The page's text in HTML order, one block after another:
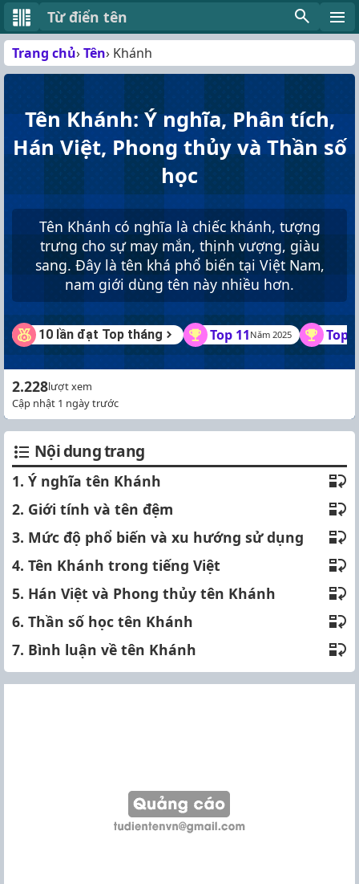
Từ điển tên
Trang chủ Tên Khánh
Tên Khánh: Ý nghĩa, Phân tích,
Hán Việt, Phong thủy và Thần số
học
Tên Khánh có nghĩa là chiếc khánh, tượng
trưng cho sự may mắn, thịnh vượng, giàu
sang. Đây là tên khá phổ biến tại Việt Nam,
nam giới dùng tên này nhiều hơn.
10 lần đạt Top tháng Top 11 Năm 2025 Top
2.228lượt xem
Cập nhật 1 ngày trước
Nội dung trang
1. Ý nghĩa tên Khánh
2. Giới tính và tên đệm
3. Mức độ phổ biến và xu hướng sử dụng
4. Tên Khánh trong tiếng Việt
5. Hán Việt và Phong thủy tên Khánh
6. Thần số học tên Khánh
7. Bình luận về tên Khánh